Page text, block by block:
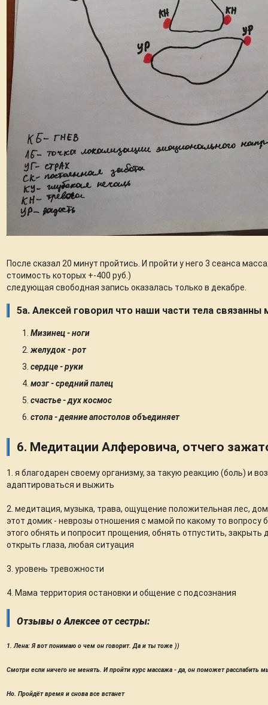
После сказал 20 минут пройтись. И пройти у него 3 сеанса
стоимость которых +-400 руб.)
следующая свободная запись оказалась только в декабре.
5а. Алексей говорил что наши части тела
Мизинец - ноги
желудок - рот
сердце - руки
мозг - средний палец
счастье -дух космос
стопа - деяние апостолов объединяет
6. Медитации Алферовича, отчего
1. я благодарен своему организму, за такую реакцию (боль) и
адаптироваться и выжить
2. медитация, музыка, трава, ощущение положительная лес,
этот домик - неврозы отношения с мамой по какому то вопросу
этого обнять и попросит прощения, обнять отпустить, закрыть
открыть глаза, любая ситуация
3. уровень тревожности
4. Мама территория остановки и общение с подсознания
Отзывы о Алексее от сестры:
1. Лена: Я вот понимаю о чем он говорит. Да и ты тоже ))
Смотри если ничего не менять. И пройти курс массажа - да, он поможет расслабить
Но. Пройдёт время и снова все встанет